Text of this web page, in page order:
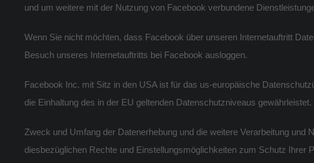
und um weitere mit der Nutzung von Facebook verbundene
Wenn Sie nicht möchten, dass Facebook über unseren Internetauftritt
Besuch unseres Internetauftritts bei Facebook ausloggen.
Facebook Inc. mit Sitz in den USA ist für das us-europäische
die Einhaltung des in der EU geltenden Datenschutzniveaus gewährleistet.
Zweck und Umfang der Datenerhebung und die weitere Verarbeitung und
diesbezüglichen Rechte und Einstellungsmöglichkeiten zum Schutz Ihrer